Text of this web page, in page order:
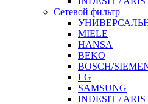
Сетевой фильтр
MIELE
HANSA
BEKO
BOSCH/
LG
SAMSUNG
INDESIT /